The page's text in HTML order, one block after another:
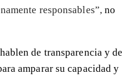
responsables”,no
de transparencia y de
amparar su capacidad y